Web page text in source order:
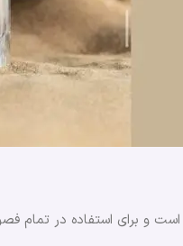
است و برای استفاده در تمام